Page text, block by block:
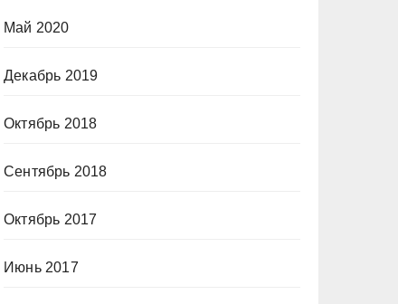
Май 2020
Декабрь 2019
Октябрь 2018
Сентябрь 2018
Октябрь 2017
Июнь 2017